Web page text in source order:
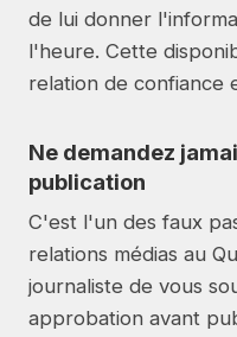
de lui donner
l'heure. Cette
relation de confiance
Ne demandez
publication
C'est l'un des faux
relations médias au
journaliste de vous
approbation avant